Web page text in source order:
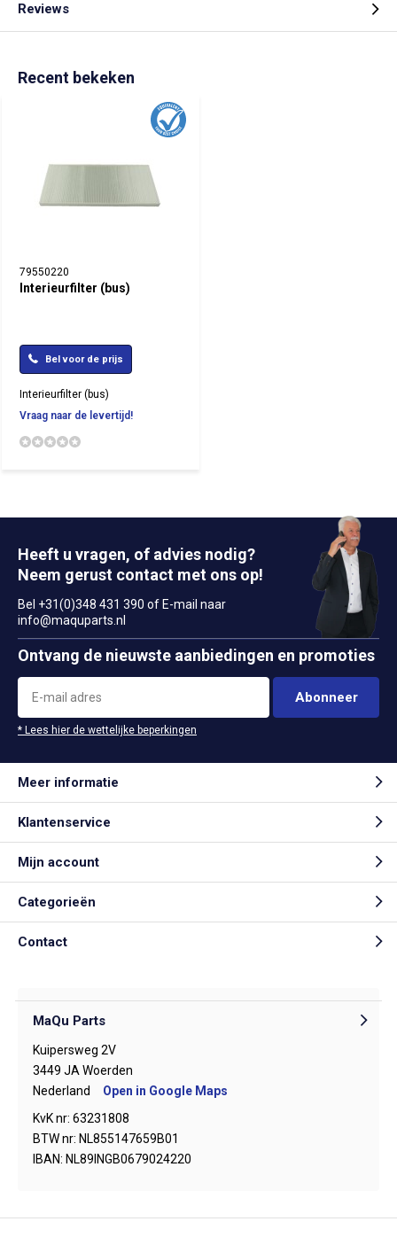
Reviews
Recent bekeken
79550220
Interieurfilter (bus)
Bel voor de prijs
Interieurfilter (bus)
Vraag naar de levertijd!
Heeft u vragen, of advies nodig?
Neem gerust contact met ons op!
Bel +31(0)348 431 390 of E-mail naar
info@maquparts.nl
Ontvang de nieuwste aanbiedingen en promoties
Abonneer
* Lees hier de wettelijke beperkingen
Meer informatie
Klantenservice
Mijn account
Categorieën
Contact
MaQu Parts
Kuipersweg 2V
3449 JA Woerden
Nederland
Open in Google Maps
KvK nr: 63231808
BTW nr: NL855147659B01
IBAN: NL89INGB0679024220